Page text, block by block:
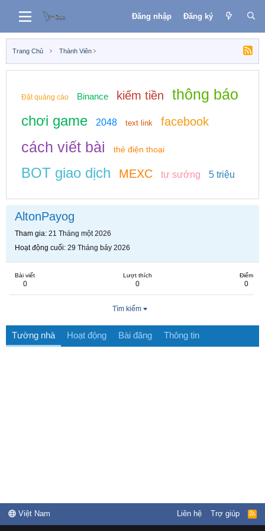
Đăng nhập Đăng ký
Trang Chủ Thành Viên
Đặt quảng cáo Binance kiếm tiền thông báo
chơi game 2048 text link facebook
cách viết bài thẻ điện thoại
BOT giao dịch MEXC tự sướng 5 triệu
AltonPayog
Tham gia 21 Tháng một 2026
Hoạt động cuối 29 Tháng bảy 2026
Bài viết
0
Lượt thích
0
Điểm
0
Tìm kiếm
Tường nhà Hoạt động Bài đăng Thông tin
Việt Nam Liên hệ Trợ giúp
R